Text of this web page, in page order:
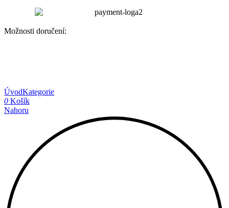
Možnosti doručení:
ÚvodKategorie
0 Košík
Nahoru